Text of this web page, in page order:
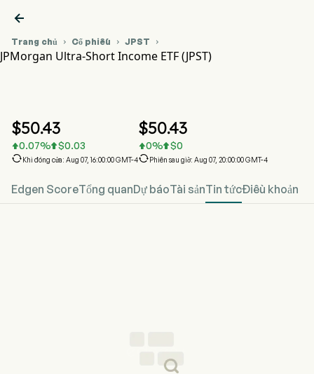

Trang chủ  Cổ phiếu  JPST 
JPMorgan Ultra-Short Income ETF (JPST)
$50.43
0.07% $0.03
Khi đóng cửa: Aug 07, 16:00:00 GMT-4
$50.43
0% $0
Phiên sau giờ: Aug 07, 20:00:00 GMT-4
Edgen ScoreTổng quanDự báoTài sảnTin tứcĐiều khoản